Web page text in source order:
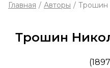
Главная / Авторы / Трошин
Трошин